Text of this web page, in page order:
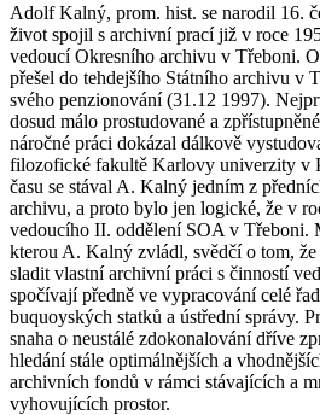
Adolf Kalný, prom. hist. se narodil 16.
život spojil s archivní prací již v roce
vedoucí Okresního archivu v Třeboni.
přešel do tehdejšího Státního archivu v
svého penzionování (31.12 1997).
dosud málo prostudované a
náročné práci dokázal dálkově
filozofické fakultě Karlovy univerzity v
času se stával A. Kalný jedním z
archivu, a proto bylo jen logické, že v
vedoucího II. oddělení SOA v Třeboni.
kterou A. Kalný zvládl, svědčí o tom,
sladit vlastní archivní práci s činností
spočívají předně ve vypracování celé
buquoyských statků a ústřední správy.
snaha o neustálé zdokonalování dříve
hledání stále optimálnějších a
archivních fondů v rámci stávajících a
vyhovujících prostor.